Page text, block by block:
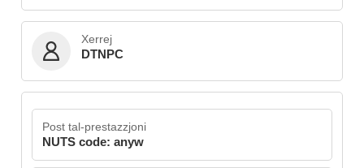
Xerrej
DTNPC
Post tal-prestazzjoni
NUTS code: anyw